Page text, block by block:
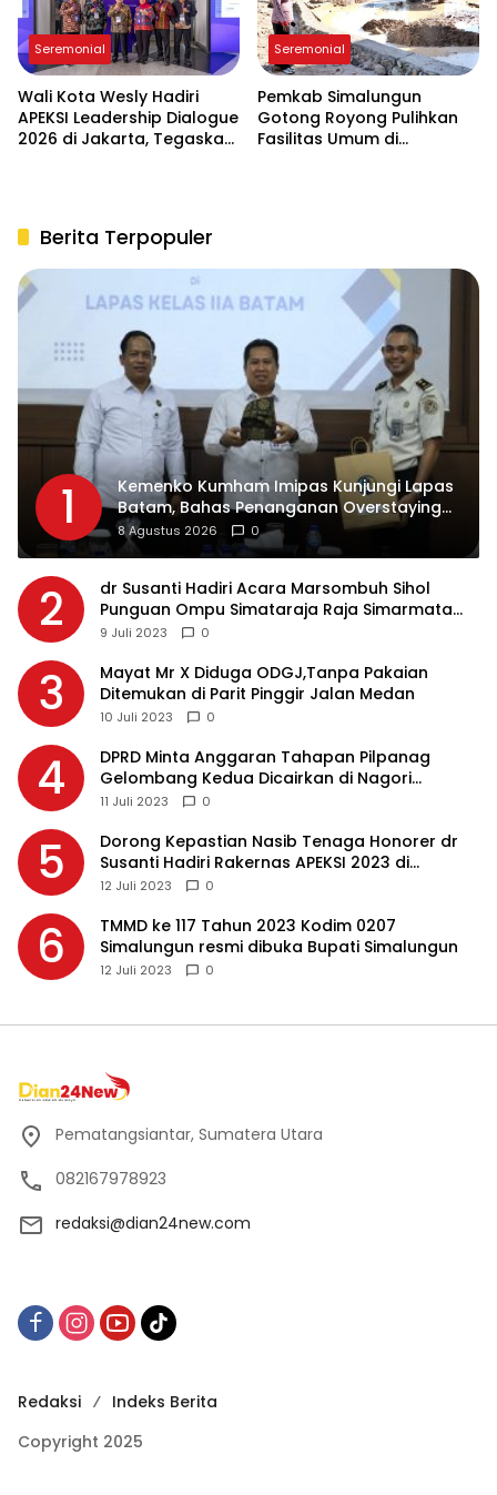
Seremonial
Wali Kota Wesly Hadiri
APEKSI Leadership Dialogue
2026 di Jakarta, Tegaskan
Seremonial
Pemkab Simalungun
Gotong Royong Pulihkan
Fasilitas Umum di
Berita Terpopuler
1
Kemenko Kumham Imipas Kunjungi Lapas
Batam, Bahas Penanganan Overstaying
dan Implementasi KUHP Baru
8 Agustus 2026 0
2
dr Susanti Hadiri Acara Marsombuh Sihol
Punguan Ompu Simataraja Raja Simarmata
Dohot Boruna Kota Siantar
9 Juli 2023 0
3
Mayat Mr X Diduga ODGJ,Tanpa Pakaian
Ditemukan di Parit Pinggir Jalan Medan
10 Juli 2023 0
4
DPRD Minta Anggaran Tahapan Pilpanag
Gelombang Kedua Dicairkan di Nagori
Masing-masing, Ini Alasannya…
11 Juli 2023 0
5
Dorong Kepastian Nasib Tenaga Honorer dr
Susanti Hadiri Rakernas APEKSI 2023 di
Makassar
12 Juli 2023 0
6
TMMD ke 117 Tahun 2023 Kodim 0207
Simalungun resmi dibuka Bupati Simalungun
12 Juli 2023 0
Pematangsiantar, Sumatera Utara
082167978923
redaksi@dian24new.com
Redaksi
Indeks Berita
Copyright 2025